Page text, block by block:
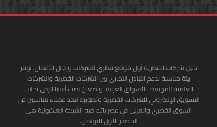
دليل شركات القطرية أول موقع قطري للشركات ورجال الأعمال. نوفر
بيئة مناسبة لدعم التبادل التجاري بين الشركات القطرية والشركات
العامية المهتمة بالأسواق العربية. واضعين نصب أعيننا الرقي بجانب
التسويق الإلكتروني للشركات القطرية وتطويره لتجد عملاء مناسبين في
السوق القطري والعربي في عصر باتت فيه الشبكة العنكبونية هي
المصدر الأول للتواصل.